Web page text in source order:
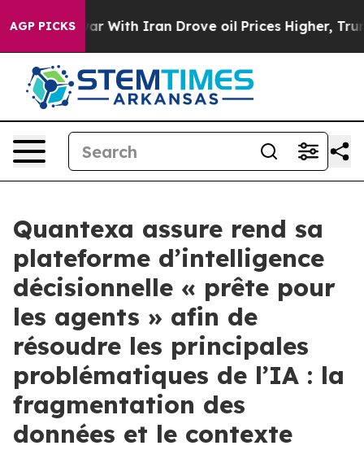
AGP PICKS
war With Iran Drove oil Prices Higher, Trump
Quantexa assure rend sa
plateforme d’intelligence
décisionnelle « prête pour
les agents » afin de
résoudre les principales
problématiques de l’IA : la
fragmentation des
données et le contexte